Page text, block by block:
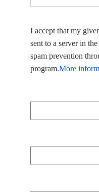
I accept that my
sent to a server in
spam prevention
program.More